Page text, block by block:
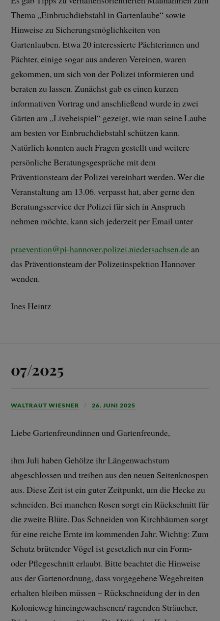
Thema „Einbruchdiebstahl in Gartenlaube“ sowie
Hinweise zu Sicherungsmöglichkeiten von
Gartenlauben. Etwa 20 interessierte Pächterinnen und
Pächter, einige sogar aus anderen Vereinen, waren
gekommen, um sich von der Polizei informieren und
beraten zu lassen. Zunächst gab es einen kurzen
informativen Vortrag und anschließend wurde in zwei
Gärten am „Livebeispiel“ gezeigt, wie man seine Laube
am besten vor Einbruchdiebstahl schützen kann.
Natürlich konnten auch Fragen gestellt und weitere
persönliche Beratungsgespräche mit dem
Präventionsteam der Polizei vereinbart werden. Wer die
Veranstaltung am 13.06. verpasst hat, aber gerne den
Beratungsservice der Polizei für sich in Anspruch
nehmen möchte, kann sich jederzeit per Email unter
praevention@pi-hannover.polizei.niedersachsen.dean
das Präventionsteam der Polizeiinspektion Hannover
wenden.
Ines Heintz
07/2025
WALTRAUT WIESNER 26. JUNI 2025
Liebe Gartenfreundinnen und Gartenfreunde,
ihm Juli haben Gehölze ihr Längenwachstum
abgeschlossen und treiben aus den neuen Seitenknospen
aus. Diese Zeit ist ein guter Zeitpunkt, um die Hecke zu
schneiden. Bei manchen Rosen sorgt ein Rückschnitt für
die zweite Blüte. Das Schneiden von Kirchbäumen sorgt
für eine reiche Ernte im kommenden Jahr. Wichtig: Zum
Schutz brütender Vögel ist gesetzlich nur ein Form-
oder Pflegeschnitt erlaubt. Bitte beachtet die Hinweise
aus der Gartenordnung, dass vorgegebene Wegebreiten
erhalten bleiben müssen – Rückschneidung der in den
Kolonieweg hineingewachsenen/ ragenden Sträucher,